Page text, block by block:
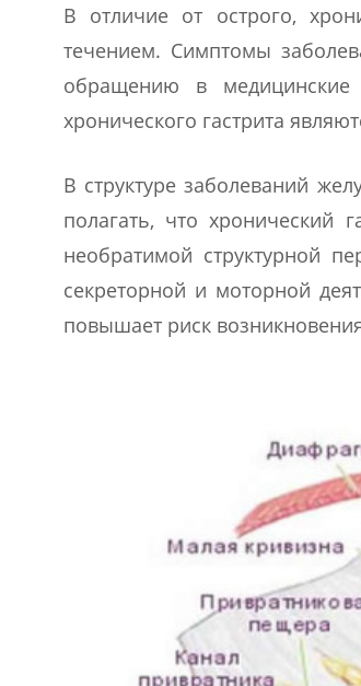
В отличие от острого,
течением. Симптомы
обращению в медицинские
хронического гастрита
В структуре заболеваний
полагать, что хронический
необратимой структурной
секреторной и моторной
повышает риск